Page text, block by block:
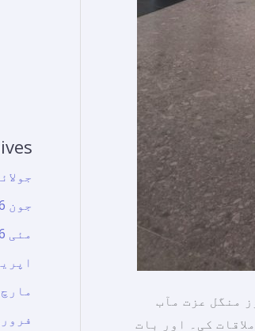
منگل عزت مآب
کی۔ اور بات
جولائی
جون 2026
مئی 2026
اپریل
مارچ 2026
فروری